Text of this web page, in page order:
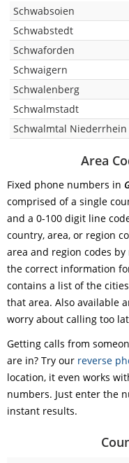
Schwabsoien
Schwabstedt
Schwaforden
Schwaigern
Schwalenberg
Schwalmstadt
Schwalmtal Niederrhein
Area
Fixed phone numbers in
comprised of a single
and a 0-100 digit line
country, area, or region
area and region codes
the correct information
contains a list of the
that area. Also available
worry about calling too
Getting calls from
are in? Try our reverse
location, it even works
numbers. Just enter the
instant results.